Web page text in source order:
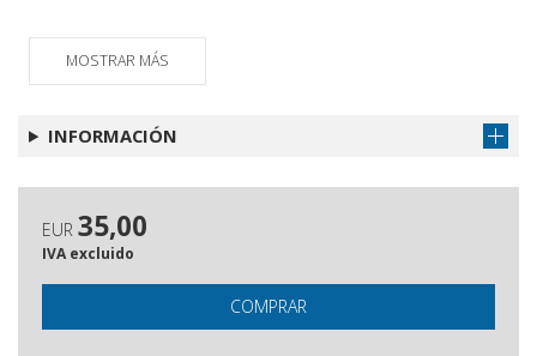
tra fumetto e opera illustrata
MOSTRAR MÁS
INFORMACIÓN
EUR 35,00
IVA excluido
COMPRAR